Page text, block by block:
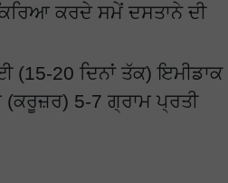
ਕਰਦੇ ਸਮੇਂ ਦਸਤਾਨੇ ਦੀ
20 ਦਿਨਾਂ ਤੱਕ) ਇਮੀਡਾਕ
(ਕਰੂਜ਼ਰ) 5-7 ਗ੍ਰਾਮ ਪ੍ਰਤੀ